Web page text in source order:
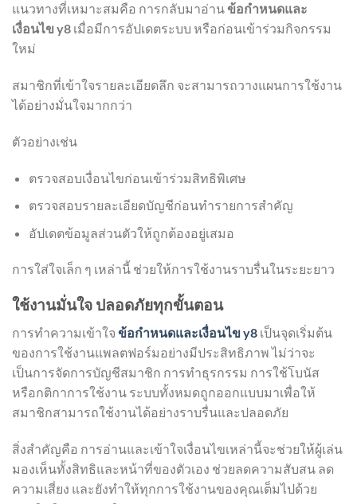
แนวทางที่เหมาะสมคือ การกลับมาอ่านข้อกำหนดและ
เงื่อนไข y8 เมื่อมีการอัปเดตระบบ หรือก่อนเข้าร่วมกิจกรรม
ใหม่
สมาชิกที่เข้าใจรายละเอียดลึก จะสามารถวางแผนการใช้งาน
ได้อย่างมั่นใจมากกว่า
ตัวอย่างเช่น
ตรวจสอบเงื่อนไขก่อนเข้าร่วมสิทธิพิเศษ
ตรวจสอบรายละเอียดบัญชีก่อนทำรายการสำคัญ
อัปเดตข้อมูลส่วนตัวให้ถูกต้องอยู่เสมอ
การใส่ใจเล็ก ๆ เหล่านี้ ช่วยให้การใช้งานราบรื่นในระยะยาว
ใช้งานมั่นใจ ปลอดภัยทุกขั้นตอน
การทำความเข้าใจ ข้อกำหนดและเงื่อนไข y8 เป็นจุดเริ่มต้น
ของการใช้งานแพลตฟอร์มอย่างมีประสิทธิภาพ ไม่ว่าจะ
เป็นการจัดการบัญชีสมาชิก การทำธุรกรรม การใช้โบนัส
หรือกติกาการใช้งาน ระบบทั้งหมดถูกออกแบบมาเพื่อให้
สมาชิกสามารถใช้งานได้อย่างราบรื่นและปลอดภัย
สิ่งสำคัญคือ การอ่านและเข้าใจเงื่อนไขเหล่านี้จะช่วยให้ผู้เล่น
มองเห็นทั้งสิทธิและหน้าที่ของตัวเอง ช่วยลดความสับสน ลด
ความเสี่ยง และยังทำให้ทุกการใช้งานของคุณเต็มไปด้วย